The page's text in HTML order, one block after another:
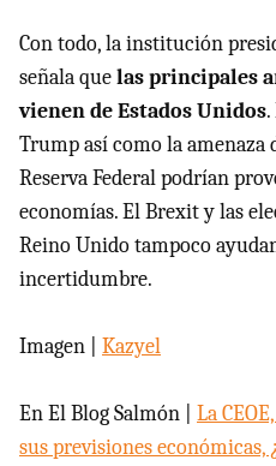
Con todo, la institución
señala quelas principales
vienen de Estados Unidos
Trump así como la amenaza
Reserva Federal podrían
economías. El Brexit y las
Reino Unido tampoco
incertidumbre.
Imagen | Kazyel
En El Blog Salmón | La
sus previsiones